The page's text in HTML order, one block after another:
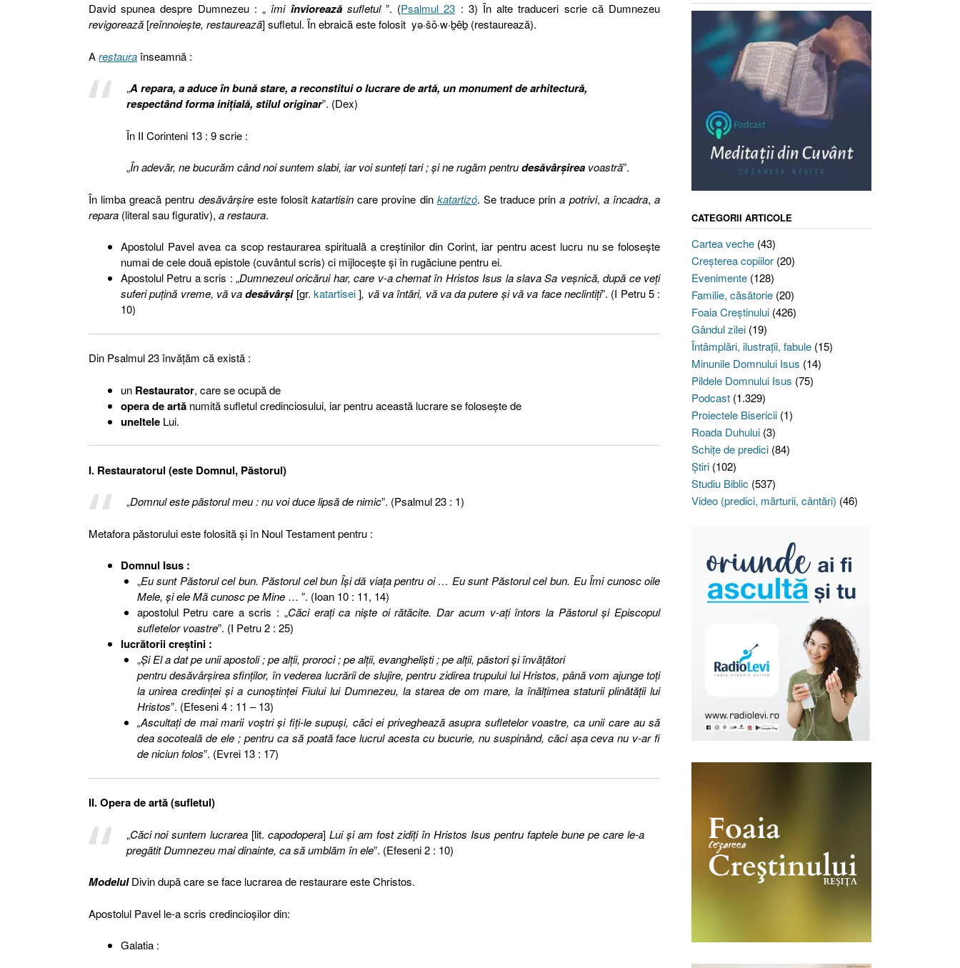
David spunea despre Dumnezeu : „ îmi învioreazăsufletul”. (Psalmul 23 : 3) În alte traduceri scrie că Dumnezeu
revigorează [reînnoieşte, restaurează] sufletul. În ebraică este folosit yə·šō·w·ḇêḇ (restaurează).
Arestauraînseamnă :
„A repara, a aduce în bună stare, a reconstitui o lucrare de artă, un monument de arhitectură,
respectând forma inițială, stilul originar”. (Dex)
În II Corinteni 13 : 9 scrie :
„În adevăr, ne bucurăm când noi suntem slabi, iar voi sunteţi tari ; şi ne rugăm pentrudesăvârşireavoastră”.
În limba greacă pentru desăvârşireeste folositkatartisin care provine din katartizó. Se traduce prina potrivi, a încadra,a
repara (literal sau figurativ), a restaura.
Apostolul Pavel avea ca scop restaurarea spirituală a creştinilor din Corint, iar pentru acest lucru nu se foloseşte
numai de cele două epistole (cuvântul scris) ci mijloceşte şi în rugăciune pentru ei.
Apostolul Petru a scris : „Dumnezeul oricărui har, care v-a chemat în Hristos Isus la slava Sa veşnică, după ce veţi
suferi puţină vreme, vă vadesăvârşi[gr.katartisei], vă va întări, vă va da putere şi vă va face neclintiţi”. (I Petru 5 :
10)
Din Psalmul 23 învăţăm că există :
un Restaurator, care se ocupă de
opera de artă numită sufletul credinciosului, iar pentru această lucrare se foloseşte de
uneltele Lui.
I. Restauratorul (este Domnul, Păstorul)
„Domnul este păstorul meu : nu voi duce lipsă de nimic”. (Psalmul 23 : 1)
Metafora păstorului este folosită şi în Noul Testament pentru :
Domnul Isus :
„Eu sunt Păstorul cel bun. Păstorul cel bun Îşi dă viaţa pentru oi … Eu sunt Păstorul cel bun. Eu Îmi cunosc oile
Mele, şi ele Mă cunosc pe Mine… ”. (Ioan 10 : 11, 14)
apostolul Petru care a scris : „Căci eraţi ca nişte oi rătăcite. Dar acum v-aţi întors la Păstorul şi Episcopul
sufletelor voastre”. (I Petru 2 : 25)
lucrătorii creştini :
„Şi El a dat pe unii apostoli ; pe alţii, proroci ; pe alţii, evanghelişti ; pe alţii, păstori şi învăţători
pentru desăvârşirea sfinţilor, în vederea lucrării de slujire,pentru zidirea trupului lui Hristos, până vom ajunge toţi
la unirea credinţei şi a cunoştinţei Fiului lui Dumnezeu, la starea de om mare, la înălţimea staturii plinătăţii lui
Hristos”. (Efeseni 4 : 11 – 13)
„Ascultaţi de mai marii voştri şi fiţi-le supuşi, căci ei priveghează asupra sufletelor voastre, ca unii care au să
dea socoteală de ele ; pentru ca să poată face lucrul acesta cu bucurie, nu suspinând, căci aşa ceva nu v-ar fi
de niciun folos”. (Evrei 13 : 17)
II. Opera de artă (sufletul)
„Căci noi suntem lucrarea [lit.capodopera] Lui şi am fost zidiţi în Hristos Isus pentru faptele bune pe care le-a
pregătit Dumnezeu mai dinainte, ca să umblăm în ele”. (Efeseni 2 : 10)
Modelul Divin după care se face lucrarea de restaurare este Christos.
Apostolul Pavel le-a scris credincioşilor din:
Galatia :
CATEGORII ARTICOLE
Cartea veche(43)
Creşterea copiilor(20)
Evenimente(128)
Familie, căsătorie(20)
Foaia Creştinului(426)
Gândul zilei(19)
Întâmplări, ilustraţii, fabule(15)
Minunile Domnului Isus (14)
Pildele Domnului Isus (75)
Podcast(1.329)
Proiectele Bisericii(1)
Roada Duhului(3)
Schiţe de predici(84)
Ştiri(102)
Studiu Biblic (537)
Video (predici, mărturii, cântări) (46)